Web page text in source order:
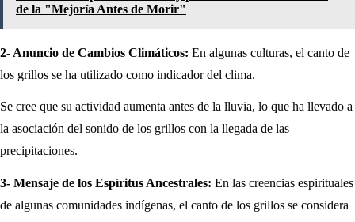
de la "Mejoría Antes de Morir"
2- Anuncio de Cambios Climáticos: En algunas culturas, el canto de
los grillos se ha utilizado como indicador del clima.
Se cree que su actividad aumenta antes de la lluvia, lo que ha llevado a
la asociación del sonido de los grillos con la llegada de las
precipitaciones.
3- Mensaje de los Espíritus Ancestrales: En las creencias espirituales
de algunas comunidades indígenas, el canto de los grillos se considera